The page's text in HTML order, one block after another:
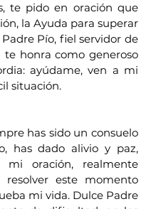
te pido en oración que
la Ayuda para superar
Pío, fiel servidor de
te honra como generoso
ayúdame, ven a mi
situación.
has sido un consuelo
has dado alivio y paz,
mi oración, realmente
este momento
mi vida. Dulce Padre